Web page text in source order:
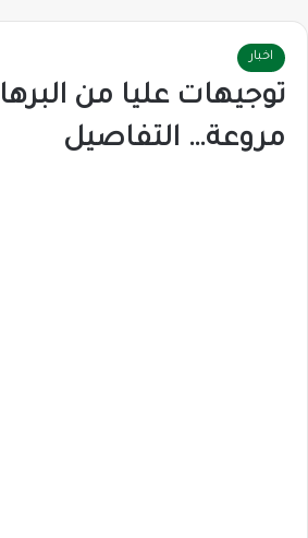
اخبار
توجيهات عليا من
مروعة… التفاصيل